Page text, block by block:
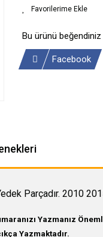
Bu ürünü
Facebook
Parçadır. 2010
Yazmanız
Yazmaktadır.